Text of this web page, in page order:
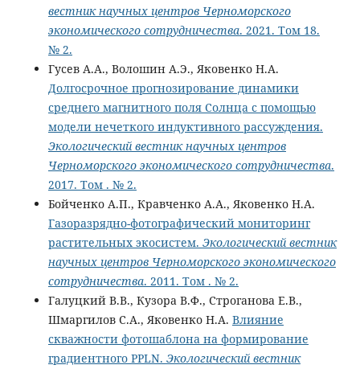
вестник научных центров Черноморского
экономического сотрудничества. 2021. Том 18.
№ 2.
Гусев А.А., Волошин А.Э., Яковенко Н.А.
Долгосрочное прогнозирование динамики
среднего магнитного поля Солнца с помощью
модели нечеткого индуктивного рассуждения.
Экологический вестник научных центров
Черноморского экономического сотрудничества.
2017. Том . № 2.
Бойченко А.П., Кравченко А.А., Яковенко Н.А.
Газоразрядно-фотографический мониторинг
растительных экосистем. Экологический вестник
научных центров Черноморского экономического
сотрудничества. 2011. Том . № 2.
Галуцкий В.В., Кузора В.Ф., Строганова Е.В.,
Шмаргилов С.А., Яковенко Н.А. Влияние
скважности фотошаблона на формирование
градиентного PPLN. Экологический вестник